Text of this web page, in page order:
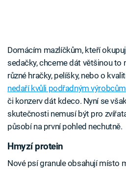
Domácím mazlíčkům, kteří
sedačky, chceme dát většinou to
různé hračky, pelíšky, nebo o
nedaří kvůli podřadným výrobcům
či konzerv dát kdeco. Nyní se
skutečnosti nemusí být pro
působí na první pohled nechutně.
Hmyzí protein
Nové psí granule obsahují místo